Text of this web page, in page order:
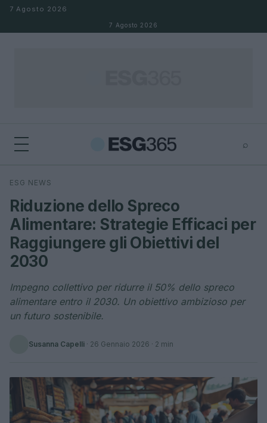
Salta al contenuto
7 Agosto 2026
7 Agosto 2026
⌕
Cerca
ESG NEWS
Riduzione dello Spreco
Alimentare: Strategie Efficaci per
Raggiungere gli Obiettivi del
2030
Impegno collettivo per ridurre il 50% dello spreco
alimentare entro il 2030. Un obiettivo ambizioso per
un futuro sostenibile.
Susanna Capelli · 26 Gennaio 2026 · 2 min